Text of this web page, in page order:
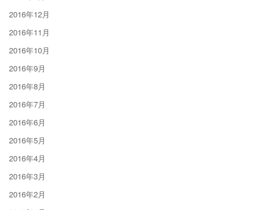
2016年12月
2016年11月
2016年10月
2016年9月
2016年8月
2016年7月
2016年6月
2016年5月
2016年4月
2016年3月
2016年2月